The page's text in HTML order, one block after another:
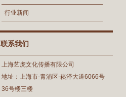
行业新闻
联系我们
上海艺虎文化传播有限公司
地址：上海市-青浦区-崧泽大道6066号
36号楼三楼